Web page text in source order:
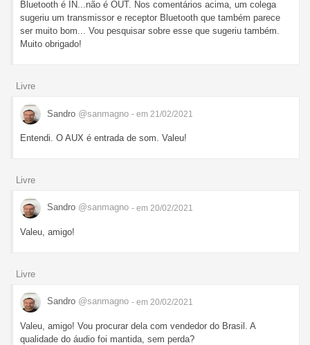
Bluetooth é IN...não é OUT. Nos comentários acima, um colega
sugeriu um transmissor e receptor Bluetooth que também parece
ser muito bom... Vou pesquisar sobre esse que sugeriu também.
Muito obrigado!
Livre
Sandro @sanmagno - em 21/02/2021
Entendi. O AUX é entrada de som. Valeu!
Livre
Sandro @sanmagno - em 20/02/2021
Valeu, amigo!
Livre
Sandro @sanmagno - em 20/02/2021
Valeu, amigo! Vou procurar dela com vendedor do Brasil. A
qualidade do áudio foi mantida, sem perda?